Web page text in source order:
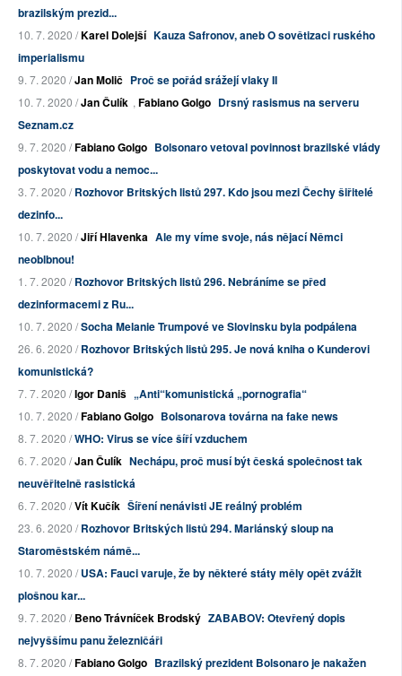
brazilským prezid...
10. 7. 2020 /Karel Dolejší Kauza Safronov, aneb O sovětizaci ruského
imperialismu
9. 7. 2020 /Jan Molič Proč se pořád srážejí vlaky II
10. 7. 2020 /Jan Čulík , Fabiano Golgo Drsný rasismus na serveru
Seznam.cz
9. 7. 2020 /Fabiano Golgo Bolsonaro vetoval povinnost brazilské vlády
poskytovat vodu a nemoc...
3. 7. 2020 /Rozhovor Britských listů 297. Kdo jsou mezi Čechy šiřitelé
dezinfo...
10. 7. 2020 /Jiří Hlavenka Ale my víme svoje, nás nějací Němci
neoblbnou!
1. 7. 2020 /Rozhovor Britských listů 296. Nebráníme se před
dezinformacemi z Ru...
10. 7. 2020 /Socha Melanie Trumpové ve Slovinsku byla podpálena
26. 6. 2020 /Rozhovor Britských listů 295. Je nová kniha o Kunderovi
komunistická?
7. 7. 2020 /Igor Daniš „Anti“komunistická „pornografia“
10. 7. 2020 /Fabiano Golgo Bolsonarova továrna na fake news
8. 7. 2020 /WHO: Virus se více šíří vzduchem
6. 7. 2020 /Jan Čulík Nechápu, proč musí být česká společnost tak
neuvěřitelně rasistická
6. 7. 2020 /Vít Kučík Šíření nenávisti JE reálný problém
23. 6. 2020 /Rozhovor Britských listů 294. Mariánský sloup na
Staroměstském námě...
10. 7. 2020 /USA: Fauci varuje, že by některé státy měly opět zvážit
plošnou kar...
9. 7. 2020 /Beno Trávníček Brodský ZABABOV: Otevřený dopis
nejvyššímu panu železničáři
8. 7. 2020 /Fabiano Golgo Brazilský prezident Bolsonaro je nakažen